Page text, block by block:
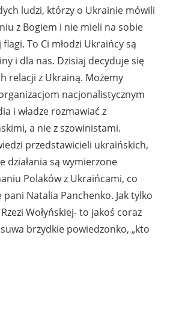
ludzi, którzy o Ukrainie mówili
z Bogiem i nie mieli na sobie
To Ci młodzi Ukraińcy są
i dla nas. Dzisiaj decyduje się
relacji z Ukrainą. Możemy
nacjonalistycznym
i władze rozmawiać z
a nie z szowinistami.
przedstawicieli ukraińskich,
działania są wymierzone
Polaków z Ukraińcami, co
Natalia Panchenko. Jak tylko
Wołyńskiej- to jakoś coraz
brzydkie powiedzonko, „kto